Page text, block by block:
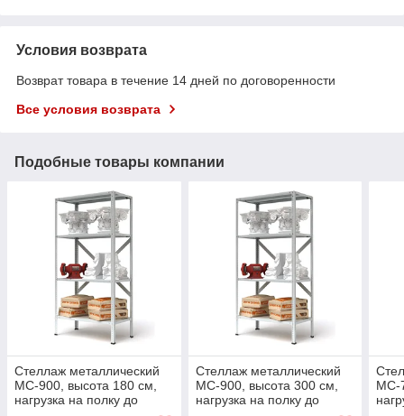
Условия возврата
Возврат товара в течение 14 дней по договоренности
Все условия возврата
Подобные товары компании
Стеллаж металлический
МС-900, высота 180 см,
нагрузка на полку до
Стеллаж металлический
МС-900, высота 300 см,
нагрузка на полку до
МС-